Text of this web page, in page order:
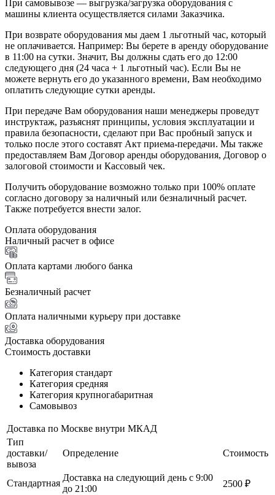
При самовывозе — выгрузка/загрузка оборудования с
машины клиента осуществляется силами Заказчика.
При возврате оборудования мы даем 1 льготный час, который
не оплачивается. Например: Вы берете в аренду оборудование
в 11:00 на сутки. Значит, Вы должны сдать его до 12:00
следующего дня (24 часа + 1 льготный час). Если Вы не
можете вернуть его до указанного времени, Вам необходимо
оплатить следующие сутки аренды.
При передаче Вам оборудования наши менеджеры проведут
инструктаж, разъяснят принципы, условия эксплуатации и
правила безопасности, сделают при Вас пробный запуск и
только после этого составят Акт приема-передачи. Мы также
предоставляем Вам Договор аренды оборудования, Договор о
залоговой стоимости и Кассовый чек.
Получить оборудование возможно только при 100% оплате
согласно договору за наличный или безналичный расчет.
Также потребуется внести залог.
Оплата оборудования
Наличный расчет в офисе
Оплата картами любого банка
Безналичный расчет
Оплата наличными курьеру при доставке
Доставка оборудования
Стоимость доставки
Категория стандарт
Категория средняя
Категория крупногабаритная
Самовывоз
Доставка по Москве внутри МКАД
Тип
доставки/
вывоза
Определение Стоимость
Стандартная
Доставка на следующий день с 9:00
до 21:00
2500 ₽